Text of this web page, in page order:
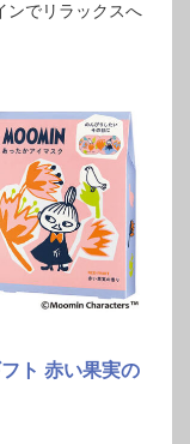
ンでリラックスへ
ト 赤い果実の